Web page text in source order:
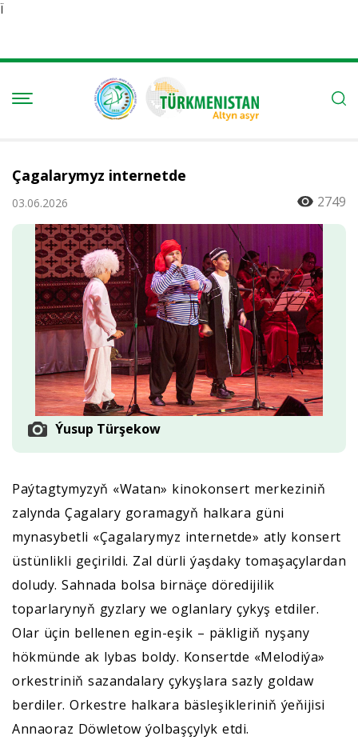
Ï
Çagalarymyz internetde
03.06.2026 2749
Ýusup Türşekow
Paýtagtymyzyň «Watan» kinokonsert merkeziniň
zalynda Çagalary goramagyň halkara güni
mynasybetli «Çagalarymyz internetde» atly konsert
üstünlikli geçirildi. Zal dürli ýaşdaky tomaşaçylardan
doludy. Sahnada bolsa birnäçe döredijilik
toparlarynyň gyzlary we oglanlary çykyş etdiler.
Olar üçin bellenen egin-eşik – päkligiň nyşany
hökmünde ak lybas boldy. Konsertde «Melodiýa»
orkestriniň sazandalary çykyşlara sazly goldaw
berdiler. Orkestre halkara bäsleşikleriniň ýeňijisi
Annaoraz Döwletow ýolbaşçylyk etdi.